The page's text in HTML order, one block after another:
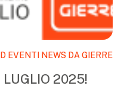
EVENTI NEWS DA GIERRE
LUGLIO 2025!